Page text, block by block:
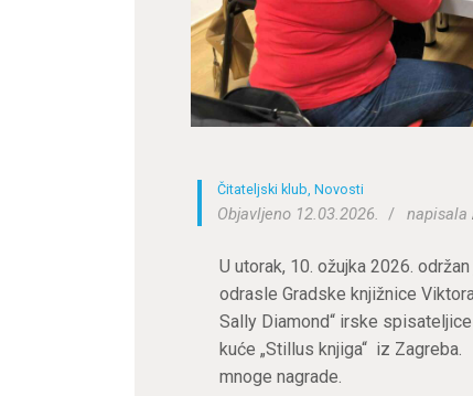
Čitateljski klub,Novosti
Objavljeno 12.03.2026. napisala
U utorak, 10. ožujka 2026.
odrasle Gradske knjižnice
Sally Diamond“ irske
kuće „Stillus knjiga“ iz
mnoge nagrade.